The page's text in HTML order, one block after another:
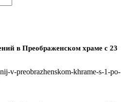
в Преображенском храме с 23